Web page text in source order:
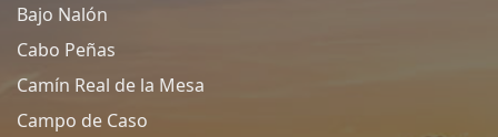
Bajo Nalón
Cabo Peñas
Camín Real de la Mesa
Campo de Caso